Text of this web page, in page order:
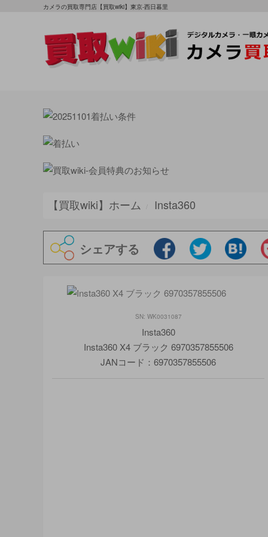
カメラの買取専門店【買取wiki】東京-西日暮里
【買取wiki】ホーム Insta360
シェアする
SN: WK0031087
Insta360
Insta360 X4 ブラック 6970357855506
JANコード：6970357855506